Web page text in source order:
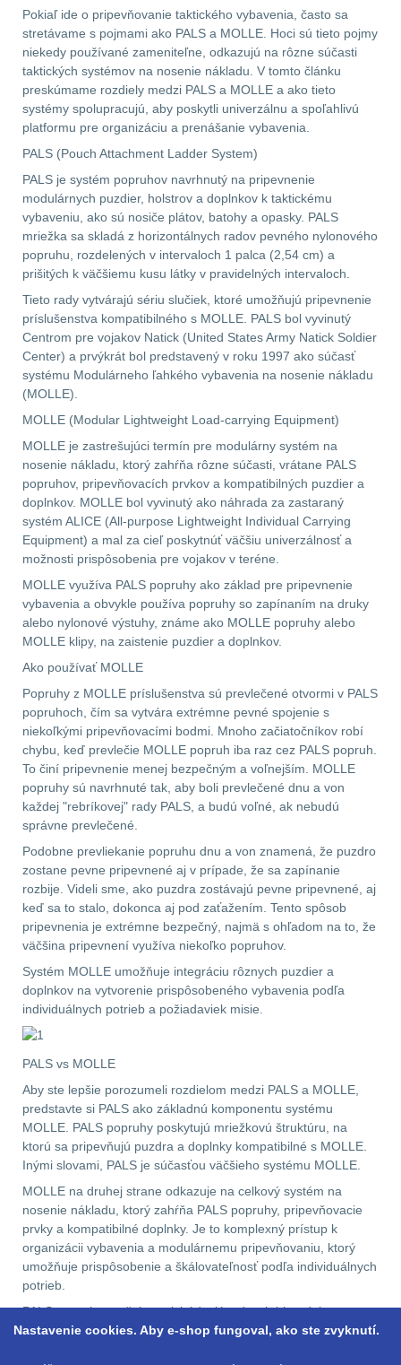
CQB
Na vzduchovku 15
Na kuše2
Přesné střílení22
Velký oční reliéf1
Na dlouhé vzdálenosti13
Krátka a střední
vzdálenost16
Monokuláry
Príslušenstvo pre
optiku9
OBLEČENIE(316)
Nosičy a vesty65
Prilby4
Šiltovky29
Taktické opasky45
Chrániče 10
Ponča a pláštěnky11
Čepice, kukly, šátky
Chrániče sluchu7
Nášivky74
Ostatní50
LIKVIDÁCIA SKLADU
(78)
Horolezectvo
Karabíny1
Laná2
Magnézium3
Outdoorová obuv1
Príslušenstvo
Oblečenie na turistiku67
Pokiaľ ide o pripevňovanie taktického vybavenia, často sa
stretávame s pojmami ako PALS a MOLLE. Hoci sú tieto pojmy
niekedy používané zameniteľne, odkazujú na rôzne súčasti
taktických systémov na nosenie nákladu. V tomto článku
preskúmame rozdiely medzi PALS a MOLLE a ako tieto
systémy spolupracujú, aby poskytli univerzálnu a spoľahlivú
platformu pre organizáciu a prenášanie vybavenia.
PALS (Pouch Attachment Ladder System)
PALS je systém popruhov navrhnutý na pripevnenie
modulárnych puzdier, holstrov a doplnkov k taktickému
vybaveniu, ako sú nosiče plátov, batohy a opasky. PALS
mriežka sa skladá z horizontálnych radov pevného nylonového
popruhu, rozdelených v intervaloch 1 palca (2,54 cm) a
prišitých k väčšiemu kusu látky v pravidelných intervaloch.
Tieto rady vytvárajú sériu slučiek, ktoré umožňujú pripevnenie
príslušenstva kompatibilného s MOLLE. PALS bol vyvinutý
Centrom pre vojakov Natick (United States Army Natick Soldier
Center) a prvýkrát bol predstavený v roku 1997 ako súčasť
systému Modulárneho ľahkého vybavenia na nosenie nákladu
(MOLLE).
MOLLE (Modular Lightweight Load-carrying Equipment)
MOLLE je zastrešujúci termín pre modulárny systém na
nosenie nákladu, ktorý zahŕňa rôzne súčasti, vrátane PALS
popruhov, pripevňovacích prvkov a kompatibilných puzdier a
doplnkov. MOLLE bol vyvinutý ako náhrada za zastaraný
systém ALICE (All-purpose Lightweight Individual Carrying
Equipment) a mal za cieľ poskytnúť väčšiu univerzálnosť a
možnosti prispôsobenia pre vojakov v teréne.
MOLLE využíva PALS popruhy ako základ pre pripevnenie
vybavenia a obvykle používa popruhy so zapínaním na druky
alebo nylonové výstuhy, známe ako MOLLE popruhy alebo
MOLLE klipy, na zaistenie puzdier a doplnkov.
Ako používať MOLLE
Popruhy z MOLLE príslušenstva sú prevlečené otvormi v PALS
popruhoch, čím sa vytvára extrémne pevné spojenie s
niekoľkými pripevňovacími bodmi. Mnoho začiatočníkov robí
chybu, keď prevlečie MOLLE popruh iba raz cez PALS popruh.
To činí pripevnenie menej bezpečným a voľnejším. MOLLE
popruhy sú navrhnuté tak, aby boli prevlečené dnu a von
každej "rebríkovej" rady PALS, a budú voľné, ak nebudú
správne prevlečené.
Podobne prevliekanie popruhu dnu a von znamená, že puzdro
zostane pevne pripevnené aj v prípade, že sa zapínanie
rozbije. Videli sme, ako puzdra zostávajú pevne pripevnené, aj
keď sa to stalo, dokonca aj pod zaťažením. Tento spôsob
pripevnenia je extrémne bezpečný, najmä s ohľadom na to, že
väčšina pripevnení využíva niekoľko popruhov.
Systém MOLLE umožňuje integráciu rôznych puzdier a
doplnkov na vytvorenie prispôsobeného vybavenia podľa
individuálnych potrieb a požiadaviek misie.
PALS vs MOLLE
Aby ste lepšie porozumeli rozdielom medzi PALS a MOLLE,
predstavte si PALS ako základnú komponentu systému
MOLLE. PALS popruhy poskytujú mriežkovú štruktúru, na
ktorú sa pripevňujú puzdra a doplnky kompatibilné s MOLLE.
Inými slovami, PALS je súčasťou väčšieho systému MOLLE.
MOLLE na druhej strane odkazuje na celkový systém na
nosenie nákladu, ktorý zahŕňa PALS popruhy, pripevňovacie
prvky a kompatibilné doplnky. Je to komplexný prístup k
organizácii vybavenia a modulárnemu pripevňovaniu, ktorý
umožňuje prispôsobenie a škálovateľnosť podľa individuálnych
potrieb.
PALS popruhy zvyčajne prichádzajú v dvoch hlavných
variantoch. Laserom rezané je lacnejšia a nízkoprofilová
Nastavenie cookies. Aby e-shop fungoval, ako ste zvyknutí.